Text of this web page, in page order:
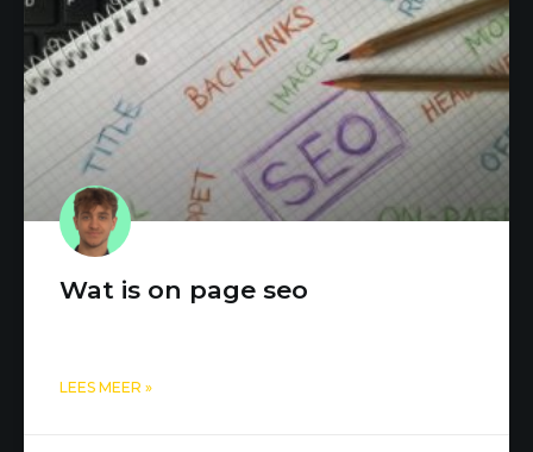
Wat is on page seo
LEES MEER »